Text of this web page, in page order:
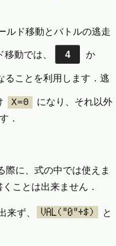
ルド移動とバトルの逃走
動では、
4 か
ることを利用します．逃
X=0
になり、それ以外
．
際に、式の中では使えま
くことは出来ません．
来ず、 VAL("0"+$)
と